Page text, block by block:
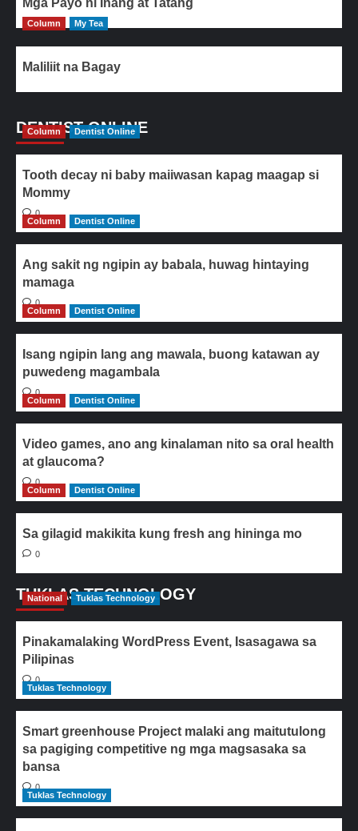
Mga Payo ni Inang at Tatang
Column My Tea
Maliliit na Bagay
DENTIST ONLINE
Column Dentist Online
Tooth decay ni baby maiiwasan kapag maagap si
Mommy
0
Column
Dentist Online
Ang sakit ng ngipin ay babala, huwag hintaying
mamaga
0
Column
Dentist Online
Isang ngipin lang ang mawala, buong katawan ay
puwedeng magambala
0
Column
Dentist Online
Video games, ano ang kinalaman nito sa oral health
at glaucoma?
0
Column
Dentist Online
Sa gilagid makikita kung fresh ang hininga mo
0
TUKLAS TECHNOLOGY
National Tuklas Technology
Pinakamalaking WordPress Event, Isasagawa sa
Pilipinas
0
Tuklas Technology
Smart greenhouse Project malaki ang maitutulong
sa pagiging competitive ng mga magsasaka sa
bansa
0
Tuklas Technology